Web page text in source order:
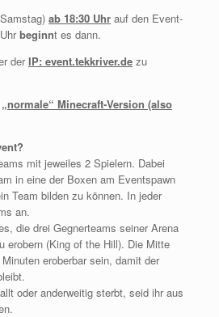
ab 18:30 Uhr auf den Event-
Uhrbeginnt es dann.
derIP: event.tekkriver.de zu
„normale“ Minecraft-Version (also
mit jeweiles 2 Spielern. Dabei
in eine der Boxen am Eventspawn
Team bilden zu können. In jeder
an.
die drei Gegnerteams seiner Arena
erobern (King of the Hill). Die Mitte
eroberbar sein, damit der
oder anderweitig sterbt, seid ihr aus